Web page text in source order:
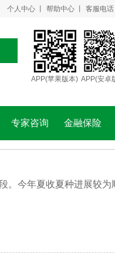
个人中心 帮助中心 客服电
APP(苹果版本) APP(安卓
专家咨询 金融保险
。今年夏收夏种进展较为